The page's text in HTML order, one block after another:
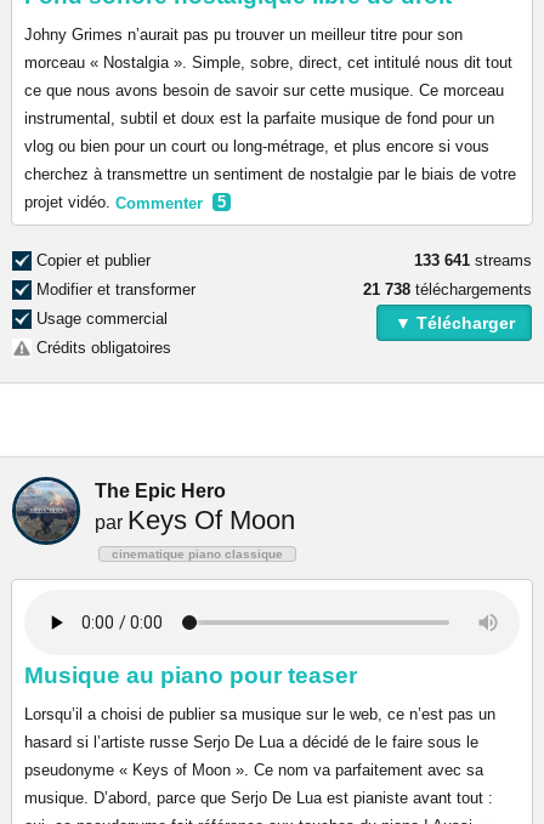
Johny Grimes n’aurait pas pu trouver un meilleur titre pour son
morceau « Nostalgia ». Simple, sobre, direct, cet intitulé nous dit tout
ce que nous avons besoin de savoir sur cette musique. Ce morceau
instrumental, subtil et doux est la parfaite musique de fond pour un
vlog ou bien pour un court ou long-métrage, et plus encore si vous
cherchez à transmettre un sentiment de nostalgie par le biais de votre
projet vidéo. Commenter 5
Copier et publier
Modifier et transformer
Usage commercial
Crédits obligatoires
133 641 streams
21 738 téléchargements
▼ Télécharger
The Epic Hero
par Keys Of Moon
cinematique piano classique
Musique au piano pour teaser
Lorsqu’il a choisi de publier sa musique sur le web, ce n’est pas un
hasard si l’artiste russe Serjo De Lua a décidé de le faire sous le
pseudonyme « Keys of Moon ». Ce nom va parfaitement avec sa
musique. D’abord, parce que Serjo De Lua est pianiste avant tout :